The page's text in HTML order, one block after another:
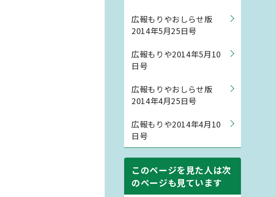
広報もりやおしらせ版
2014年5月25日号
広報もりや2014年5月10
日号
広報もりやおしらせ版
2014年4月25日号
広報もりや2014年4月10
日号
このページを見た人は次
のページも見ています